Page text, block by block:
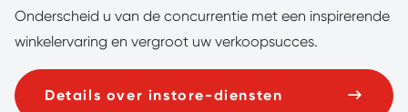
Onderscheid u van de concurrentie met een inspirerende
winkelervaring en vergroot uw verkoopsucces.
Details over instore-diensten